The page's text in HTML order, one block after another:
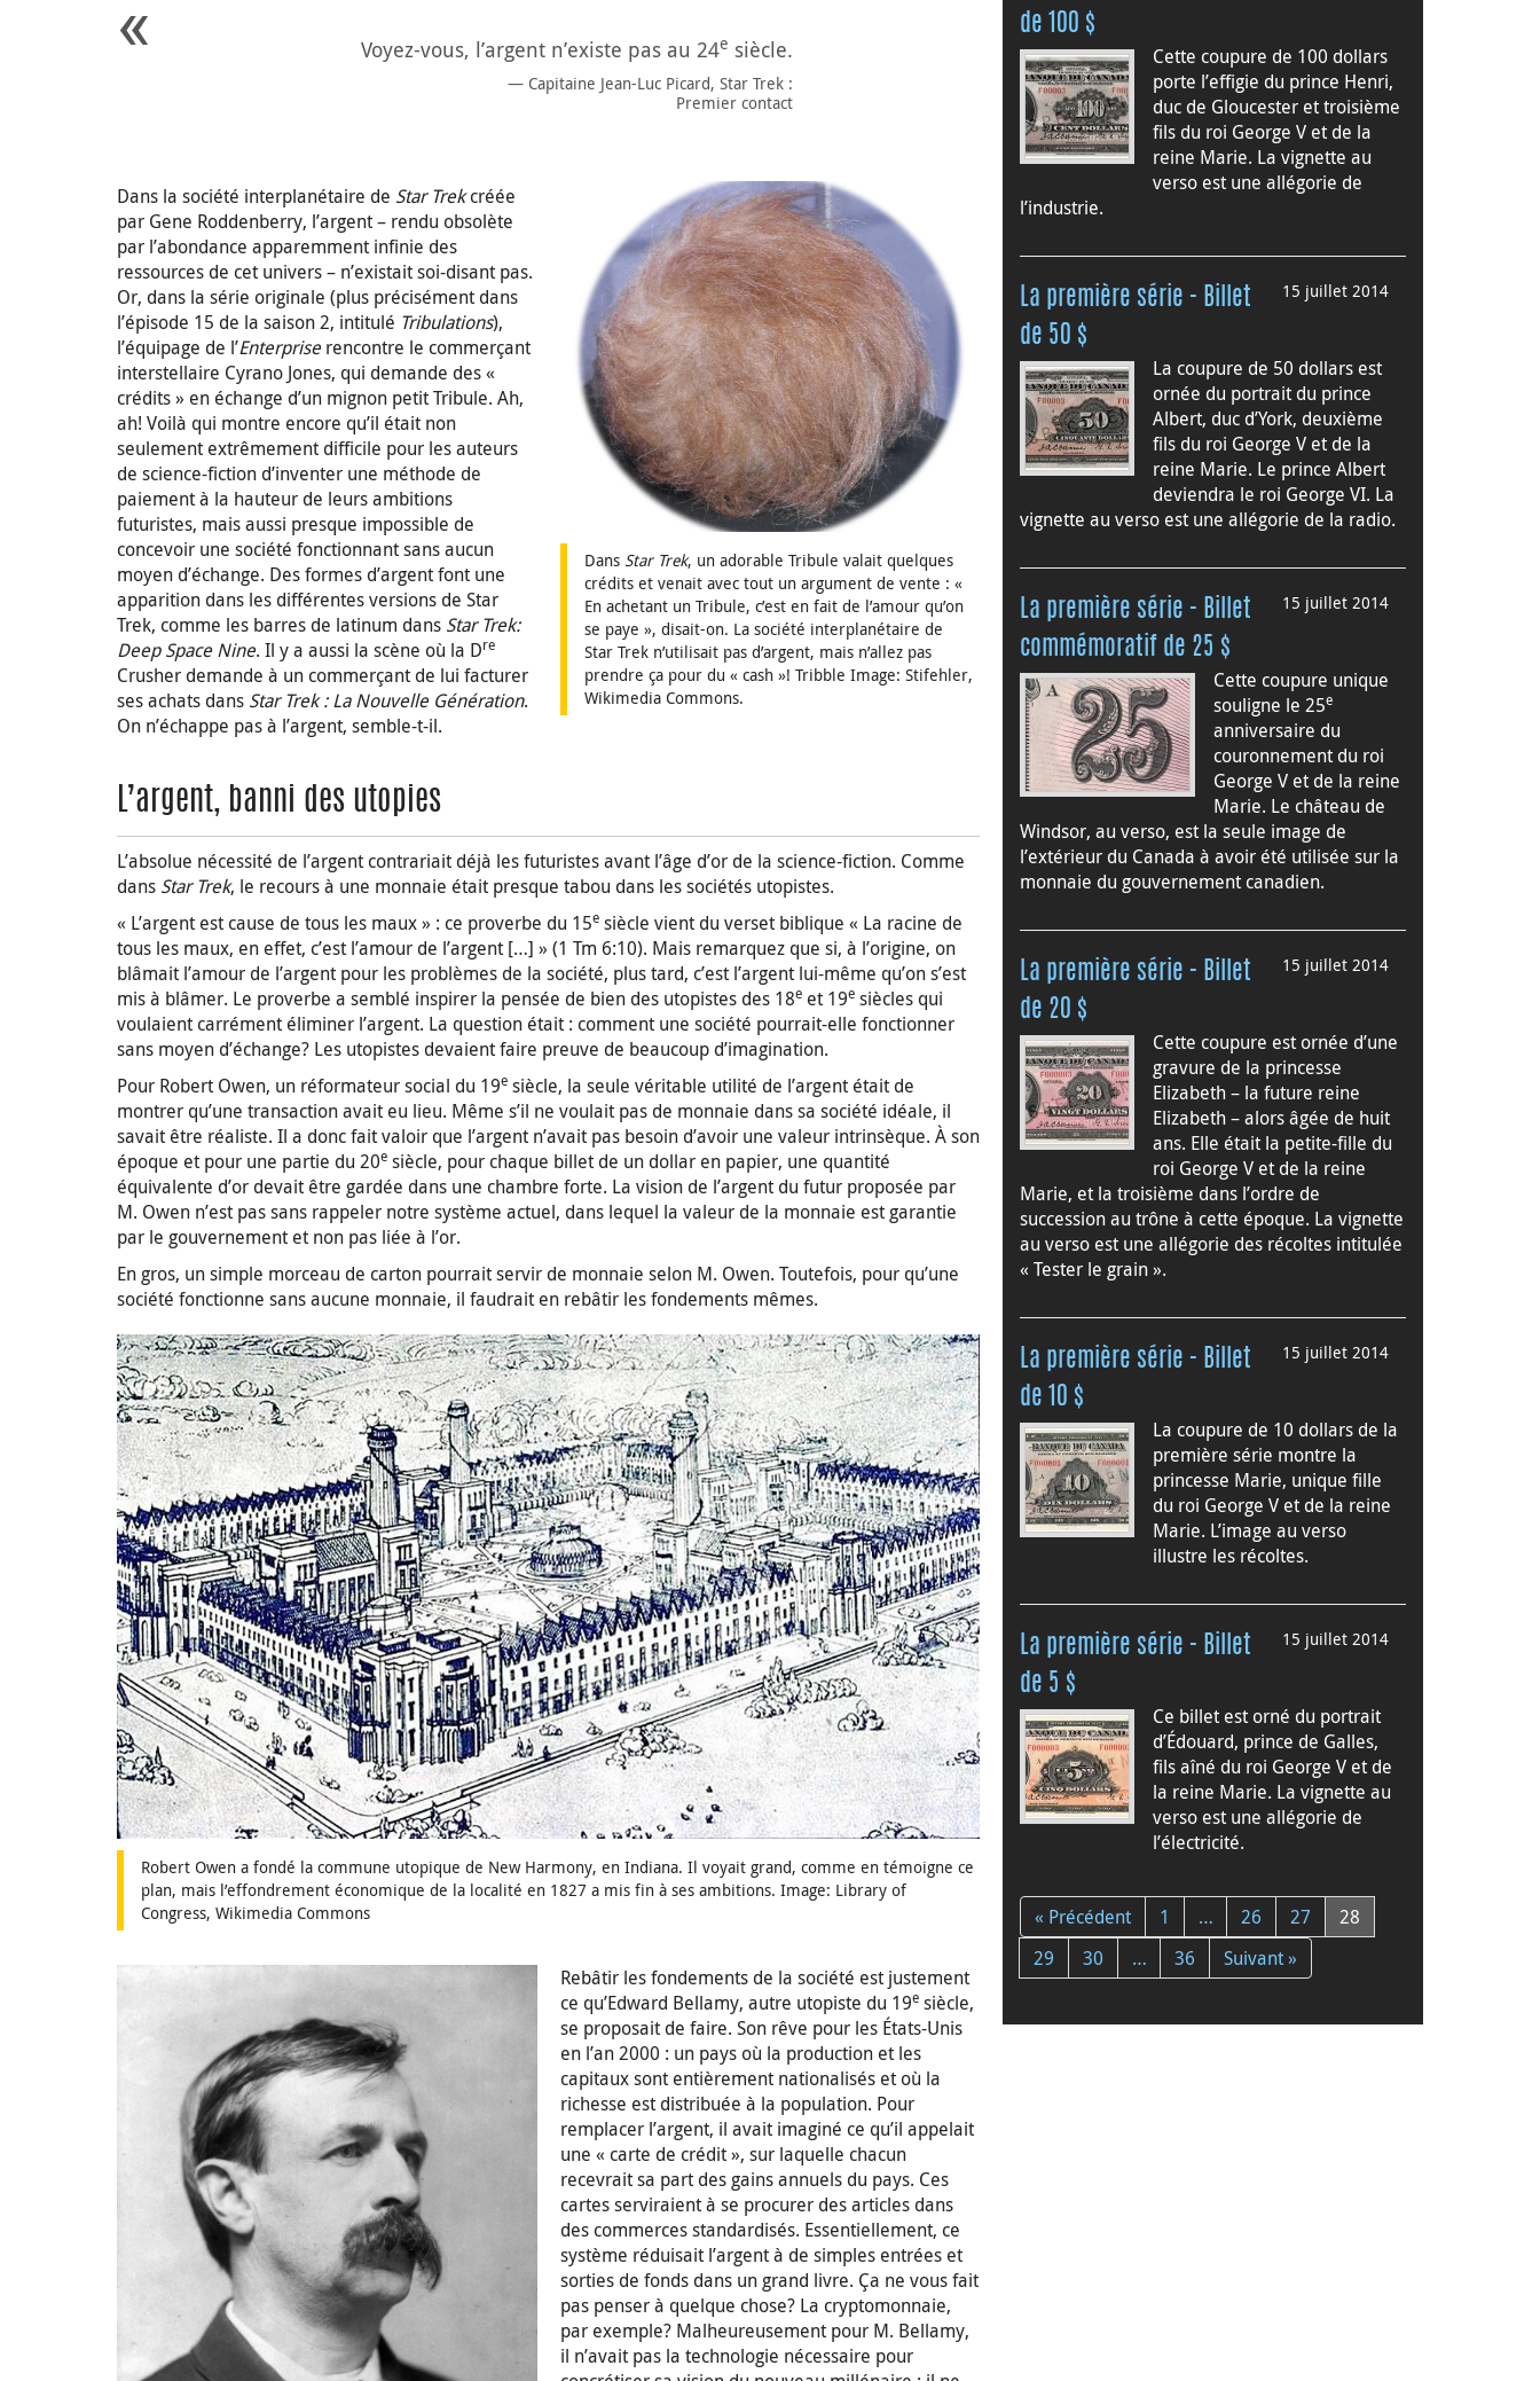
Voyez-vous, l’argent n’existe pas au 24e siècle.
Capitaine Jean-Luc Picard, Star Trek :
Premier contact
Dans la société interplanétaire de Star Trekcréée
par Gene Roddenberry, l’argent – rendu obsolète
par l’abondance apparemment infinie des
ressources de cet univers – n’existait soi-disant pas.
Or, dans la série originale (plus précisément dans
l’épisode 15 de la saison 2, intitulé Tribulations),
l’équipage de l’Enterpriserencontre le commerçant
interstellaire Cyrano Jones, qui demande des «
crédits » en échange d’un mignon petit Tribule. Ah,
ah! Voilà qui montre encore qu’il était non
seulement extrêmement difficile pour les auteurs
de science-fiction d’inventer une méthode de
paiement à la hauteur de leurs ambitions
futuristes, mais aussi presque impossible de
concevoir une société fonctionnant sans aucun
moyen d’échange. Des formes d’argent font une
apparition dans les différentes versions de Star
Trek, comme les barres de latinum dans Star Trek:
Deep Space Nine. Il y a aussi la scène où la Dre
Crusher demande à un commerçant de lui facturer
ses achats dans Star Trek : La Nouvelle Génération.
On n’échappe pas à l’argent, semble-t-il.
Dans Star Trek, un adorable Tribule valait quelques
crédits et venait avec tout un argument de vente : «
En achetant un Tribule, c’est en fait de l’amour qu’on
se paye », disait-on. La société interplanétaire de
Star Trek n’utilisait pas d’argent, mais n’allez pas
prendre ça pour du « cash »! Tribble Image: Stifehler,
Wikimedia Commons.
L’argent, banni des utopies
L’absolue nécessité de l’argent contrariait déjà les futuristes avant l’âge d’or de la science-fiction. Comme
dans Star Trek, le recours à une monnaie était presque tabou dans les sociétés utopistes.
« L’argent est cause de tous les maux » : ce proverbe du 15e siècle vient du verset biblique « La racine de
tous les maux, en effet, c’est l’amour de l’argent […] » (1 Tm 6:10). Mais remarquez que si, à l’origine, on
blâmait l’amour de l’argent pour les problèmes de la société, plus tard, c’est l’argent lui-même qu’on s’est
mis à blâmer. Le proverbe a semblé inspirer la pensée de bien des utopistes des 18e et 19e siècles qui
voulaient carrément éliminer l’argent. La question était : comment une société pourrait-elle fonctionner
sans moyen d’échange? Les utopistes devaient faire preuve de beaucoup d’imagination.
Pour Robert Owen, un réformateur social du 19e siècle, la seule véritable utilité de l’argent était de
montrer qu’une transaction avait eu lieu. Même s’il ne voulait pas de monnaie dans sa société idéale, il
savait être réaliste. Il a donc fait valoir que l’argent n’avait pas besoin d’avoir une valeur intrinsèque. À son
époque et pour une partie du 20e siècle, pour chaque billet de un dollar en papier, une quantité
équivalente d’or devait être gardée dans une chambre forte. La vision de l’argent du futur proposée par
M. Owen n’est pas sans rappeler notre système actuel, dans lequel la valeur de la monnaie est garantie
par le gouvernement et non pas liée à l’or.
En gros, un simple morceau de carton pourrait servir de monnaie selon M. Owen. Toutefois, pour qu’une
société fonctionne sans aucune monnaie, il faudrait en rebâtir les fondements mêmes.
Robert Owen a fondé la commune utopique de New Harmony, en Indiana. Il voyait grand, comme en témoigne ce
plan, mais l’effondrement économique de la localité en 1827 a mis fin à ses ambitions. Image: Library of
Congress, Wikimedia Commons
Rebâtir les fondements de la société est justement
ce qu’Edward Bellamy, autre utopiste du 19esiècle,
se proposait de faire. Son rêve pour les États-Unis
en l’an 2000 : un pays où la production et les
capitaux sont entièrement nationalisés et où la
richesse est distribuée à la population. Pour
remplacer l’argent, il avait imaginé ce qu’il appelait
une « carte de crédit », sur laquelle chacun
recevrait sa part des gains annuels du pays. Ces
cartes serviraient à se procurer des articles dans
des commerces standardisés. Essentiellement, ce
système réduisait l’argent à de simples entrées et
sorties de fonds dans un grand livre. Ça ne vous fait
pas penser à quelque chose? La cryptomonnaie,
par exemple? Malheureusement pour M. Bellamy,
il n’avait pas la technologie nécessaire pour
de 100 $
Cette coupure de 100 dollars
porte l’effigie du prince Henri,
duc de Gloucester et troisième
fils du roi George V et de la
reine Marie. La vignette au
verso est une allégorie de
l’industrie.
15 juillet 2014
La première série - Billet
de 50 $
La coupure de 50 dollars est
ornée du portrait du prince
Albert, duc d’York, deuxième
fils du roi George V et de la
reine Marie. Le prince Albert
deviendra le roi George VI. La
vignette au verso est une allégorie de la radio.
15 juillet 2014
La première série - Billet
commémoratif de 25 $
Cette coupure unique
souligne le 25e
anniversaire du
couronnement du roi
George V et de la reine
Marie. Le château de
Windsor, au verso, est la seule image de
l’extérieur du Canada à avoir été utilisée sur la
monnaie du gouvernement canadien.
15 juillet 2014
La première série - Billet
de 20 $
Cette coupure est ornée d’une
gravure de la princesse
Elizabeth – la future reine
Elizabeth – alors âgée de huit
ans. Elle était la petite-fille du
roi George V et de la reine
Marie, et la troisième dans l’ordre de
succession au trône à cette époque. La vignette
au verso est une allégorie des récoltes intitulée
« Tester le grain ».
15 juillet 2014
La première série - Billet
de 10 $
La coupure de 10 dollars de la
première série montre la
princesse Marie, unique fille
du roi George V et de la reine
Marie. L’image au verso
illustre les récoltes.
15 juillet 2014
La première série - Billet
de 5 $
Ce billet est orné du portrait
d’Édouard, prince de Galles,
fils aîné du roi George V et de
la reine Marie. La vignette au
verso est une allégorie de
l’électricité.
« Précédent 1 … 26 27
28
29
30 … 36 Suivant »